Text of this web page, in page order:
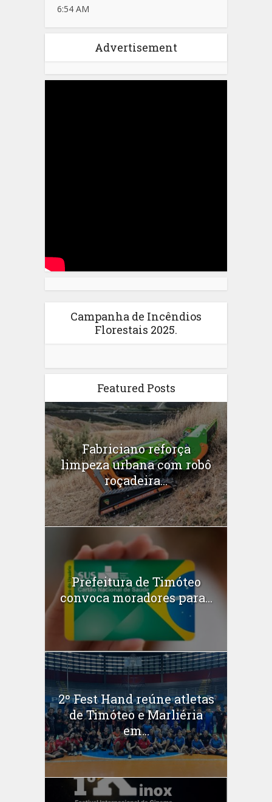
6:54 AM
Advertisement
Campanha de Incêndios
Florestais 2025.
Featured Posts
Fabriciano reforça
limpeza urbana com robô
roçadeira...
Prefeitura de Timóteo
convoca moradores para...
2º Fest Hand reúne atletas
de Timóteo e Marliéria
em...